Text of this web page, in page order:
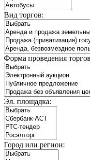
Вид торгов:
Форма проведения
Эл. площадка:
Город или регион: